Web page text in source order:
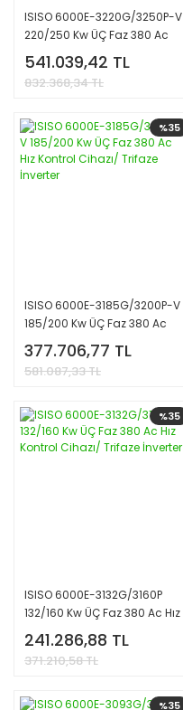
ISISO 6000E-3220G/3250P-V
220/250 Kw ÜÇ Faz 380 Ac
Hız Kontrol Cihazı/ Trifaze
İnverter
541.039,42 TL
832.368,34 TL
%35
ISISO 6000E-3185G/3200P-V
185/200 Kw ÜÇ Faz 380 Ac
Hız Kontrol Cihazı/ Trifaze
İnverter
377.706,77 TL
581.087,33 TL
%35
ISISO 6000E-3132G/3160P
132/160 Kw ÜÇ Faz 380 Ac Hız
Kontrol Cihazı/ Trifaze
İnverter
241.286,88 TL
371.210,58 TL
%35